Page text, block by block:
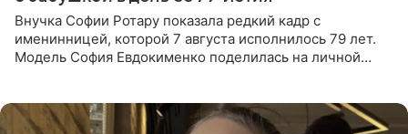
Внучка Софии Ротару показала редкий кадр с
именинницей, которой 7 августа исполнилось 79 лет.
Модель София Евдокименко поделилась на личной